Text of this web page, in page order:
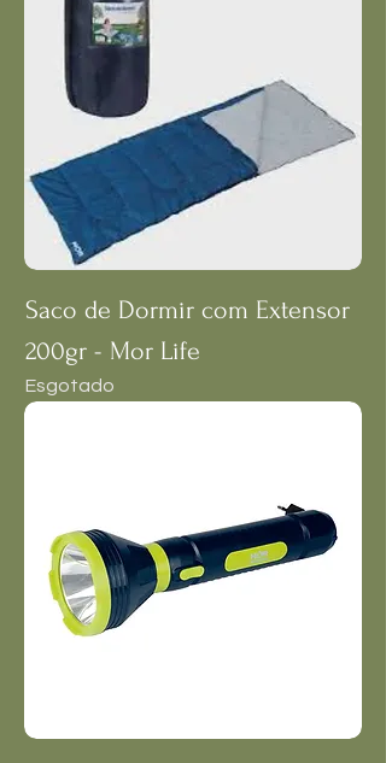
Saco de Dormir com Extensor
200gr - Mor Life
Esgotado